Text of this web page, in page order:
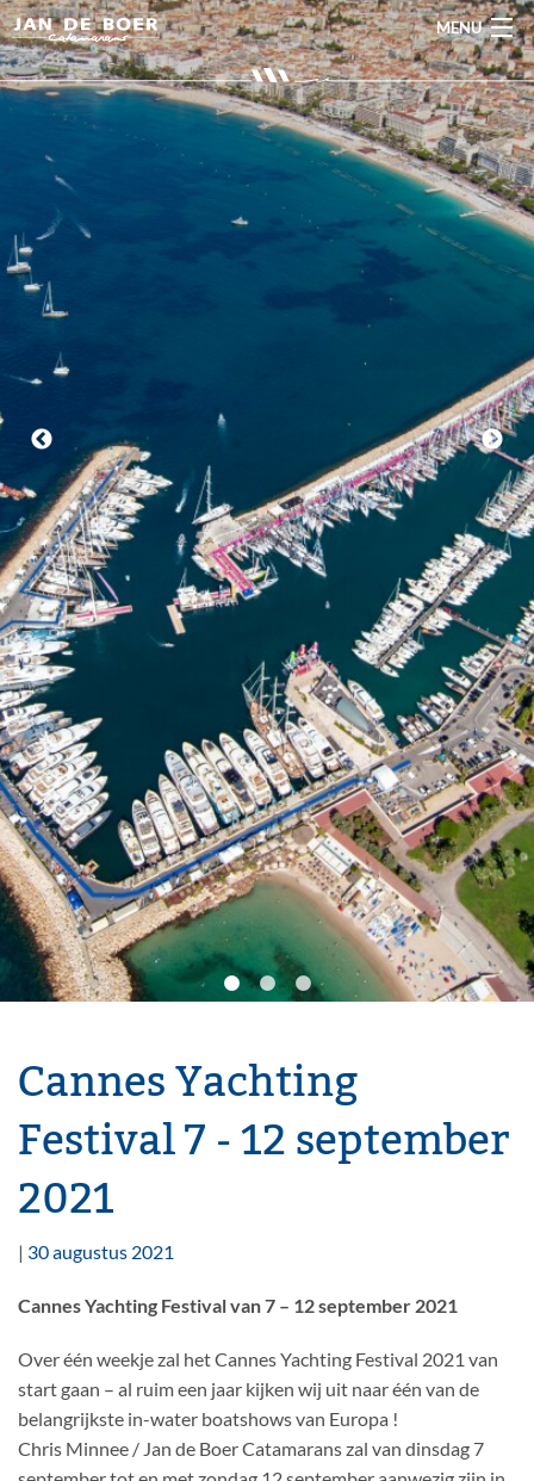
MENU
Home
Over Ons
Privilège
Brokerage
Nieuws
Contact
Cannes Yachting
Festival 7 - 12 september
2021
| 30 augustus 2021
Cannes Yachting Festival van 7 – 12 september 2021
Over één weekje zal het Cannes Yachting Festival 2021 van
start gaan – al ruim een jaar kijken wij uit naar één van de
belangrijkste in-water boatshows van Europa !
Chris Minnee / Jan de Boer Catamarans zal van dinsdag 7